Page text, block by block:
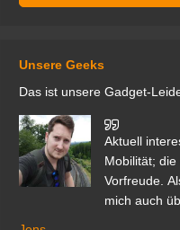
Unsere Geeks
Das ist unsere Gadget-
Aktuell
Mobilität;
Vorfreude.
mich auch